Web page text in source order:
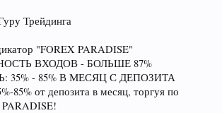
Трейдинга
"FOREX PARADISE"
ВХОДОВ - БОЛЬШЕ 87%
35% - 85% В МЕСЯЦ С ДЕПОЗИТА
85% от депозита в месяц, торгуя по